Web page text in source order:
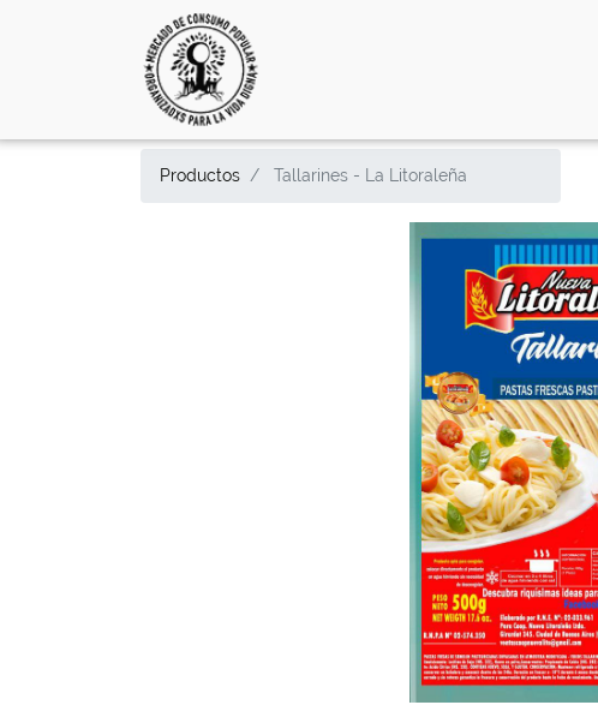
Productos Tallarines - La Litoraleña